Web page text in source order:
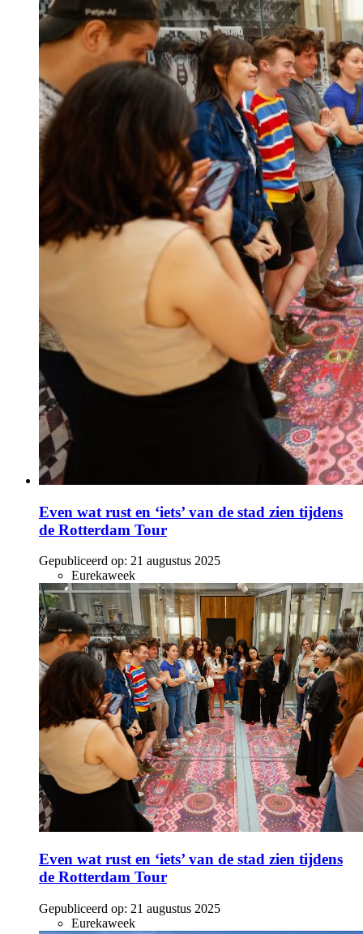
Even wat rust en ‘iets’ van de stad zien tijdens
de Rotterdam Tour
Gepubliceerd op: 21 augustus 2025
Eurekaweek
Even wat rust en ‘iets’ van de stad zien tijdens
de Rotterdam Tour
Gepubliceerd op: 21 augustus 2025
Eurekaweek